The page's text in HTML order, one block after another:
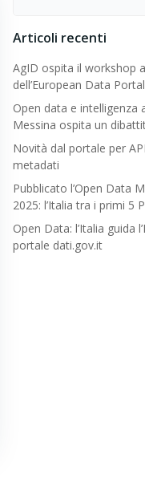
Articoli recenti
AgID ospita il workshop
dell’European Data Portal
Open data e intelligenza
Messina ospita un
Novità dal portale per
metadati
Pubblicato l’Open Data
2025: l’Italia tra i primi 5
Open Data: l’Italia guida
portale dati.gov.it